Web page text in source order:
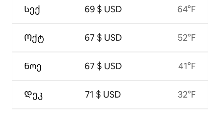
Სექ
Ოქტ
Ნოე
Დეკ
69 $ USD
67 $ USD
67 $ USD
71 $ USD
64°F
52°F
41°F
32°F